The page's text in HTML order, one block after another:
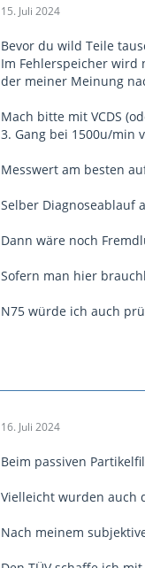
15. Juli 2024
Bevor du wild Teile
Im Fehlerspeicher wird
der meiner Meinung
Mach bitte mit VCDS
3. Gang bei 1500u/min
Messwert am besten
Selber Diagnoseablauf
Dann wäre noch
Sofern man hier
N75 würde ich auch
16. Juli 2024
Beim passiven
Vielleicht wurden auch
Nach meinem